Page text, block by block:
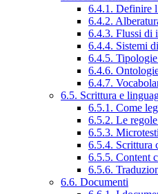
6.4.1. Definire
6.4.2.
6.4.3. Flussi di
6.4.4. Sistemi
6.4.5.
6.4.6.
6.4.7.
6.5. Scrittura e
6.5.1. Come
6.5.2. Le
6.5.3. Microtesti
6.5.4. Scrittura
6.5.5. Content
6.5.6.
6.6. Documenti